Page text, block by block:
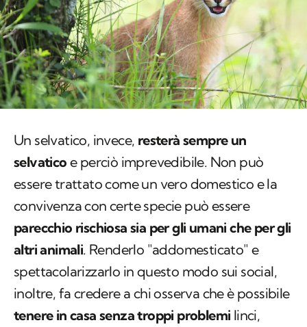
Un selvatico, invece, resterà sempre un
selvatico e perciò imprevedibile. Non può
essere trattato come un vero domestico e la
convivenza con certe specie può essere
parecchio rischiosa sia per gli umani che per gli
altri animali. Renderlo "addomesticato" e
spettacolarizzarlo in questo modo sui social,
inoltre, fa credere a chi osserva che è possibile
tenere in casa senza troppi problemi linci,